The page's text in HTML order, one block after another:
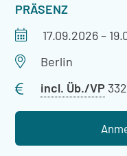
PRÄSENZ
17.09.2026–
Berlin
incl. Üb./VP